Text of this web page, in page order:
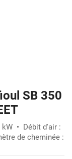
SB 350
kW • Débit d'air :
de cheminée :